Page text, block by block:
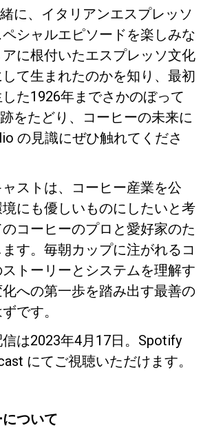
に、イタリアンエスプレッソ
シャルエピソードを楽しみな
に根付いたエスプレッソ文化
て生まれたのかを知り、最初
た1926年までさかのぼって
をたどり、コーヒーの未来に
の見識にぜひ触れてくださ
ストは、コーヒー産業を公
にも優しいものにしたいと考
コーヒーのプロと愛好家のた
す。毎朝カップに注がれるコ
トーリーとシステムを理解す
への第一歩を踏み出す最善の
です。
は2023年4月17日。Spotify
にてご視聴いただけます。
ついて